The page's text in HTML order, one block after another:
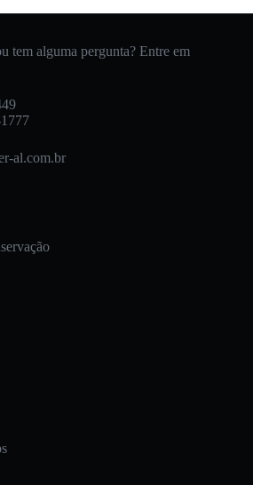
tem alguma pergunta? Entre em
al.com.br